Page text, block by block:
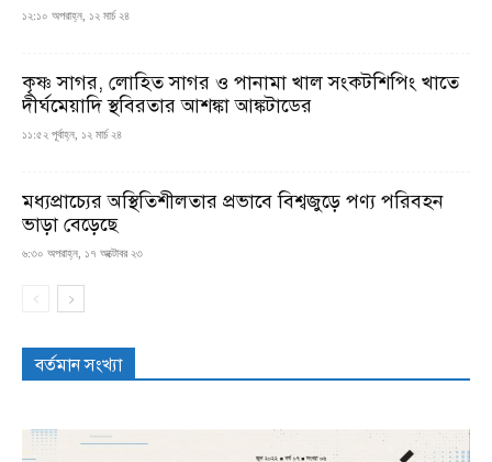
১২:১০ অপরাহ্ন, ১২ মার্চ ২৪
কৃষ্ণ সাগর, লোহিত সাগর ও পানামা খাল সংকটশিপিং খাতে
দীর্ঘমেয়াদি স্থবিরতার আশঙ্কা আঙ্কটাডের
১১:৫২ পূর্বাহ্ন, ১২ মার্চ ২৪
মধ্যপ্রাচ্যের অস্থিতিশীলতার প্রভাবে বিশ্বজুড়ে পণ্য পরিবহন
ভাড়া বেড়েছে
৬:৩০ অপরাহ্ন, ১৭ অক্টোবর ২৩
বর্তমান সংখ্যা